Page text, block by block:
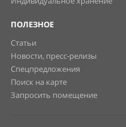
ПОЛЕЗНОЕ
Статьи
Новости, пресс-релизы
Спецпредложения
Поиск на карте
Запросить помещение